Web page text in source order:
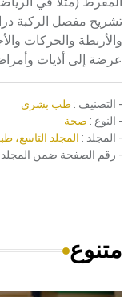
تشريح مفصل الركبة
والأربطة والحركات
عرضة إلى أذيات
- التصنيف : طب بشري
- النوع : صحة
- المجلد : المجلد التاسع، طبعة 2004،
- رقم الصفحة ضمن المجلد
متنوع